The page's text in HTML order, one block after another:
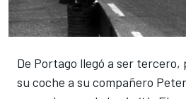
De Portago llegó a ser
su coche a su compañero